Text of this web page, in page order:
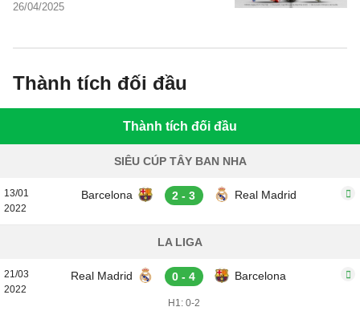
26/04/2025
Thành tích đối đầu
Thành tích đối đầu
SIÊU CÚP TÂY BAN NHA
13/01
2022
Barcelona 2 - 3 Real Madrid
LA LIGA
21/03
2022
Real Madrid 0 - 4 Barcelona
H1: 0-2